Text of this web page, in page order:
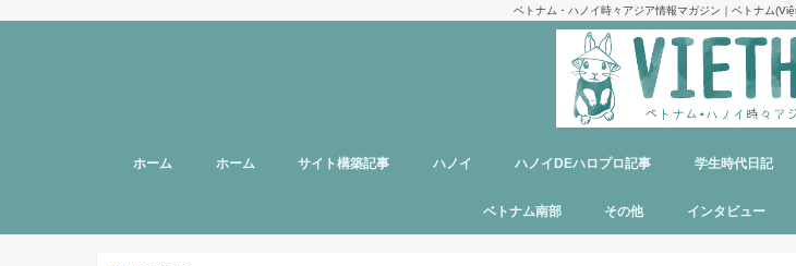
ベトナム・ハノイ時々アジア情報マガジン｜ベトナム
ホーム ホーム サイト構築記事 ハノイ
旅行者向け ベトナム料理
多国籍料理
ハンバーガー
カフェ
中華料理
日本食
ラーメン
デリバリーサービ
パブ／バー
マッサージ
ヘルスケア
ハノイ近郊観光
アンケート
ハノイDEハロプロ記事 学生時代日記
ベトナム南部 その他 インタビュー